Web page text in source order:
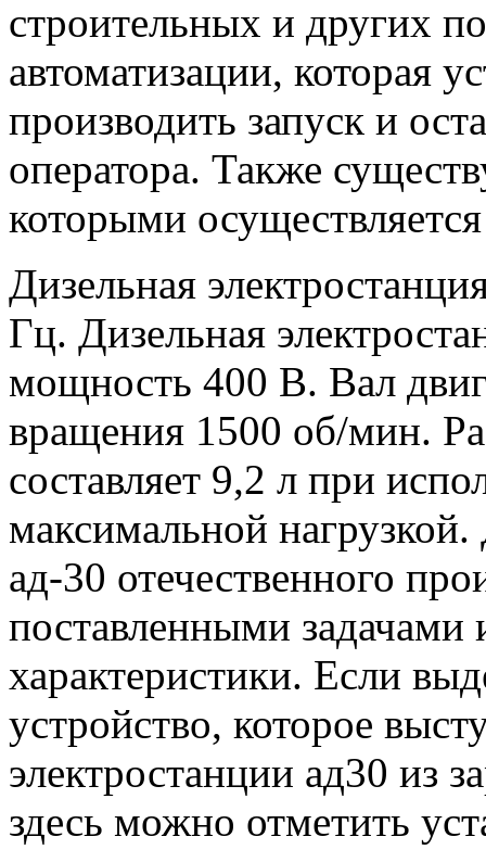
строительных и других
автоматизации, которая
производить запуск и
оператора. Также
которыми
Дизельная
Гц. Дизельная
мощность 400 В. Вал
вращения 1500 об/мин.
составляет 9,2 л при
максимальной нагрузкой.
ад-30 отечественного
поставленными задачами
характеристики. Если
устройство, которое
электростанции ад30 из
здесь можно отметить